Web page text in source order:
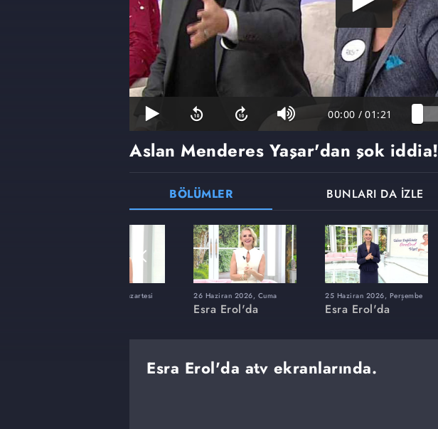
00:00 / 01:21
Aslan Menderes Yaşar'dan şok iddia!
BÖLÜMLER BUNLARI DA İZLE
8 Haziran 2026, Pazartesi 26 Haziran 2026, Cuma
Esra Erol'da
25 Haziran 2026, Perşembe
Esra Erol'da
Esra Erol'da atv ekranlarında.